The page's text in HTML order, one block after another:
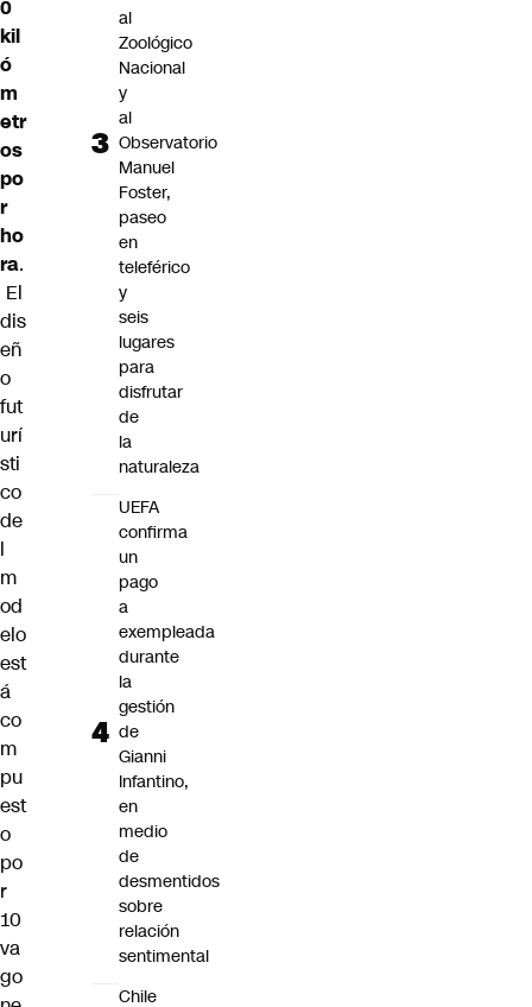
0
kil
ó
m
etr
os
po
r
ho
ra.
El
dis
eñ
o
fut
urí
sti
co
de
l
m
od
elo
est
á
co
m
pu
est
o
po
r
10
va
go
al
Zoológico
Nacional
y
al
Observatorio
Manuel
Foster,
paseo
en
teleférico
y
seis
lugares
para
disfrutar
de
la
naturaleza
UEFA
confirma
un
pago
a
exempleada
durante
la
gestión
de
Gianni
Infantino,
en
medio
de
desmentidos
sobre
relación
sentimental
Chile